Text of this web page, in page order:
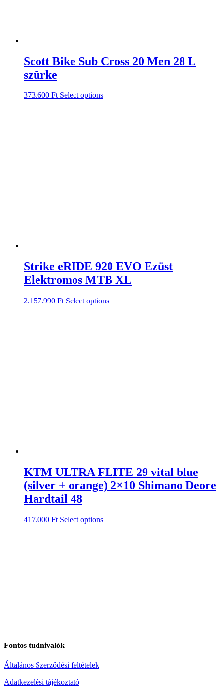
Scott Bike Sub Cross 20 Men 28 L
szürke
373.600 Ft Select options
Strike eRIDE 920 EVO Ezüst
Elektromos MTB XL
2.157.990 Ft Select options
KTM ULTRA FLITE 29 vital blue
(silver + orange) 2×10 Shimano Deore
Hardtail 48
417.000 Ft Select options
Fontos tudnivalók
Általános Szerződési feltételek
Adatkezelési tájékoztató